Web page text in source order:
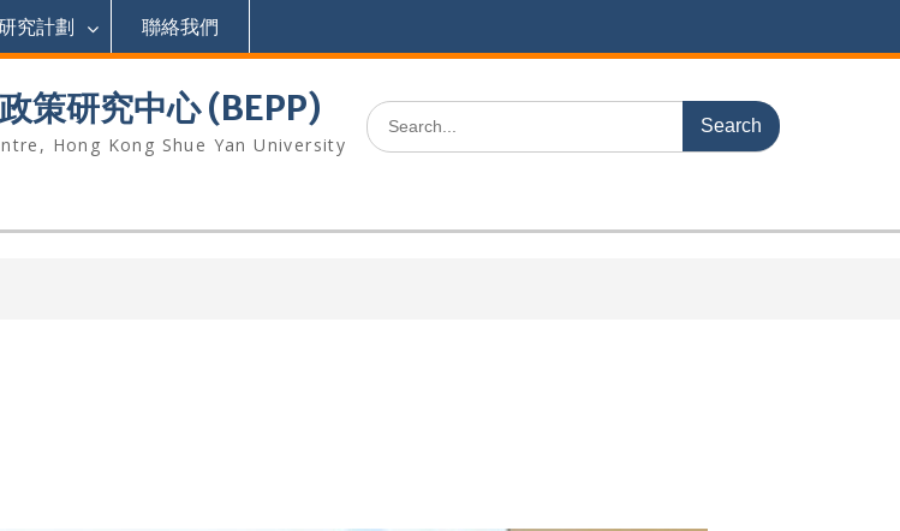
究計劃 聯絡我們
策研究中心 (BEPP)
Hong Kong Shue Yan University
Search
for: